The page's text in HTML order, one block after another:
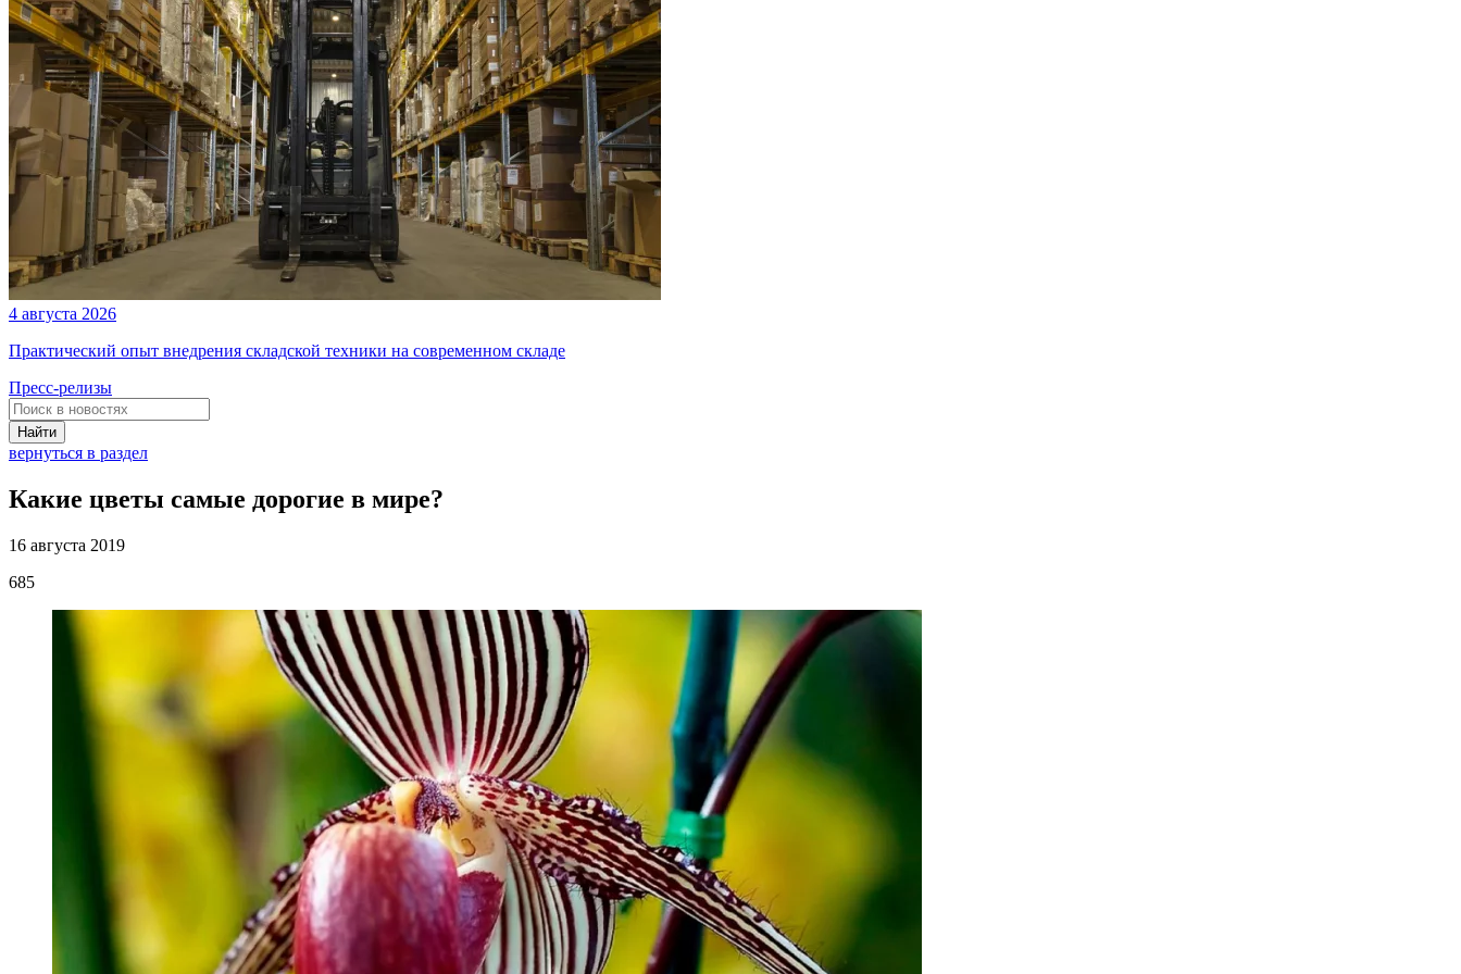
4 августа 2026
Практический опыт внедрения складской техники на современном складе
Пресс-релизы
Найти
вернуться в раздел
Какие цветы самые дорогие в мире?
16 августа 2019
685